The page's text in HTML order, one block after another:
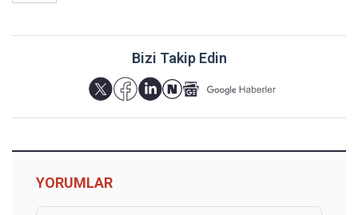
Bizi Takip Edin
YORUMLAR